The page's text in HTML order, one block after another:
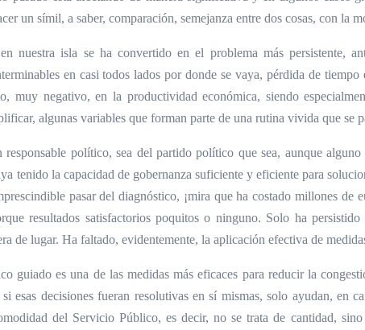
un símil, a saber, comparación, semejanza entre dos cosas, con la
nuestra isla se ha convertido en el problema más persistente,
en casi todos lados por donde se vaya, pérdida de
muy negativo, en la productividad económica, siendo
algunas variables que forman parte de una rutina vivida que se
político, sea del partido político que sea, aunque
tenido la capacidad de gobernanza suficiente y eficiente para
pasar del diagnóstico, ¡mira que ha costado millones de
resultados satisfactorios poquitos o ninguno. Solo ha
de lugar. Ha faltado, evidentemente, la aplicación efectiva de
guiado es una de las medidas más eficaces para reducir la
esas decisiones fueran resolutivas en sí mismas, solo ayudan, en
del Servicio Público, es decir, no se trata de cantidad,